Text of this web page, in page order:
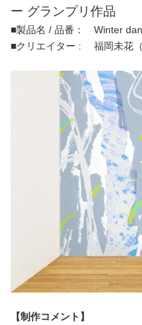
ー グランプリ作品
■製品名 / 品番： Winter
■クリエイター : 福岡未花
【制作コメント】